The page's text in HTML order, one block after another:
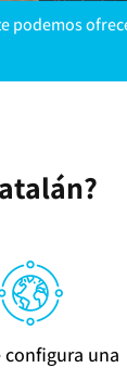
podemos
configura una